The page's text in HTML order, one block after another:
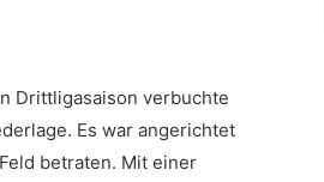
Drittligasaison verbuchte
Es war angerichtet
betraten. Mit einer